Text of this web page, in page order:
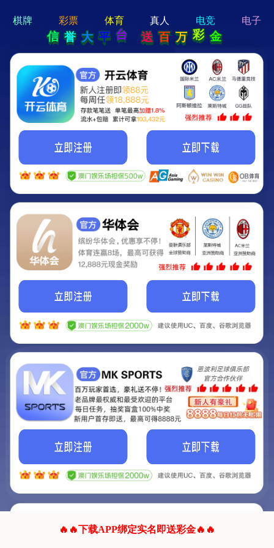
hi 💗
Hey Guys!
我们即将上线啦...
我们的网站正在建设.
它将是非常棒的网站.
联系我们!